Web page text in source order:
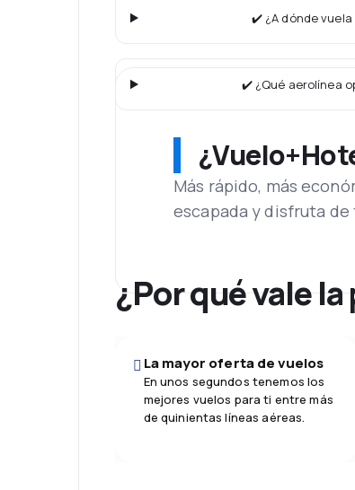
✔️ ¿A dónde
✔️ ¿Qué aerolínea
Más rápido, más
escapada y disfruta
¿Por qué vale
La mayor oferta de vuelos
En unos segundos tenemos los
mejores vuelos para ti entre más
de quinientas líneas aéreas.